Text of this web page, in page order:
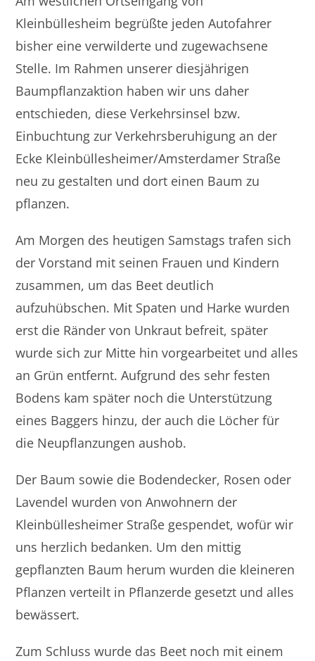
Kleinbüllesheim begrüßte jeden Autofahrer
bisher eine verwilderte und zugewachsene
Stelle. Im Rahmen unserer diesjährigen
Baumpflanzaktion haben wir uns daher
entschieden, diese Verkehrsinsel bzw.
Einbuchtung zur Verkehrsberuhigung an der
Ecke Kleinbüllesheimer/Amsterdamer Straße
neu zu gestalten und dort einen Baum zu
pflanzen.
Am Morgen des heutigen Samstags trafen sich
der Vorstand mit seinen Frauen und Kindern
zusammen, um das Beet deutlich
aufzuhübschen. Mit Spaten und Harke wurden
erst die Ränder von Unkraut befreit, später
wurde sich zur Mitte hin vorgearbeitet und alles
an Grün entfernt. Aufgrund des sehr festen
Bodens kam später noch die Unterstützung
eines Baggers hinzu, der auch die Löcher für
die Neupflanzungen aushob.
Der Baum sowie die Bodendecker, Rosen oder
Lavendel wurden von Anwohnern der
Kleinbüllesheimer Straße gespendet, wofür wir
uns herzlich bedanken. Um den mittig
gepflanzten Baum herum wurden die kleineren
Pflanzen verteilt in Pflanzerde gesetzt und alles
bewässert.
Zum Schluss wurde das Beet noch mit einem